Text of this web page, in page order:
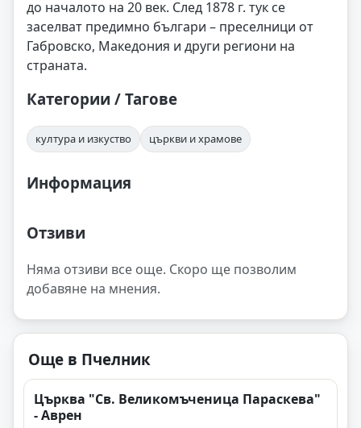
до началото на 20 век. След 1878 г. тук се
заселват предимно българи – преселници от
Габровско, Македония и други региони на
страната.
Категории / Тагове
култура и изкуство църкви и храмове
Информация
Отзиви
Няма отзиви все още. Скоро ще позволим
добавяне на мнения.
Още в Пчелник
Църква "Св. Великомъченица Параскева"
- Аврен